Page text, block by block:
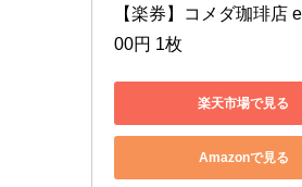
【楽券】コメダ珈琲店
00円 1枚
楽天市場で見る
Amazonで見る